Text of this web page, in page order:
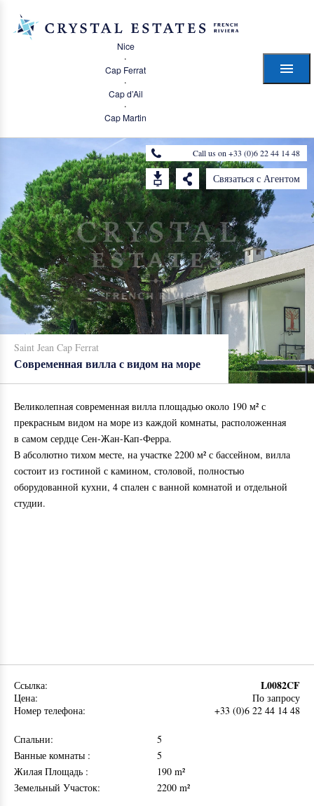
Nice
·
Cap Ferrat
·
Cap d’Ail
·
Cap Martin
Call us on +33 (0)6 22 44 14 48
Связаться с Агентом
Saint Jean Cap Ferrat
Современная вилла с видом на море
Великолепная современная вилла площадью около 190 м² с
прекрасным видом на море из каждой комнаты, расположенная
в самом сердце Сен-Жан-Кап-Ферра.
В абсолютно тихом месте, на участке 2200 м² с бассейном, вилла
состоит из гостиной с камином, столовой, полностью
оборудованной кухни, 4 спален с ванной комнатой и отдельной
студии.
Ссылка: L0082CF
Цена:
По запросу
Номер телефона:
+33 (0)6 22 44 14 48
Спальни:
5
Ванные комнаты :
5
Жилая Площадь :
190 m²
Земельный Участок:
2200 m²